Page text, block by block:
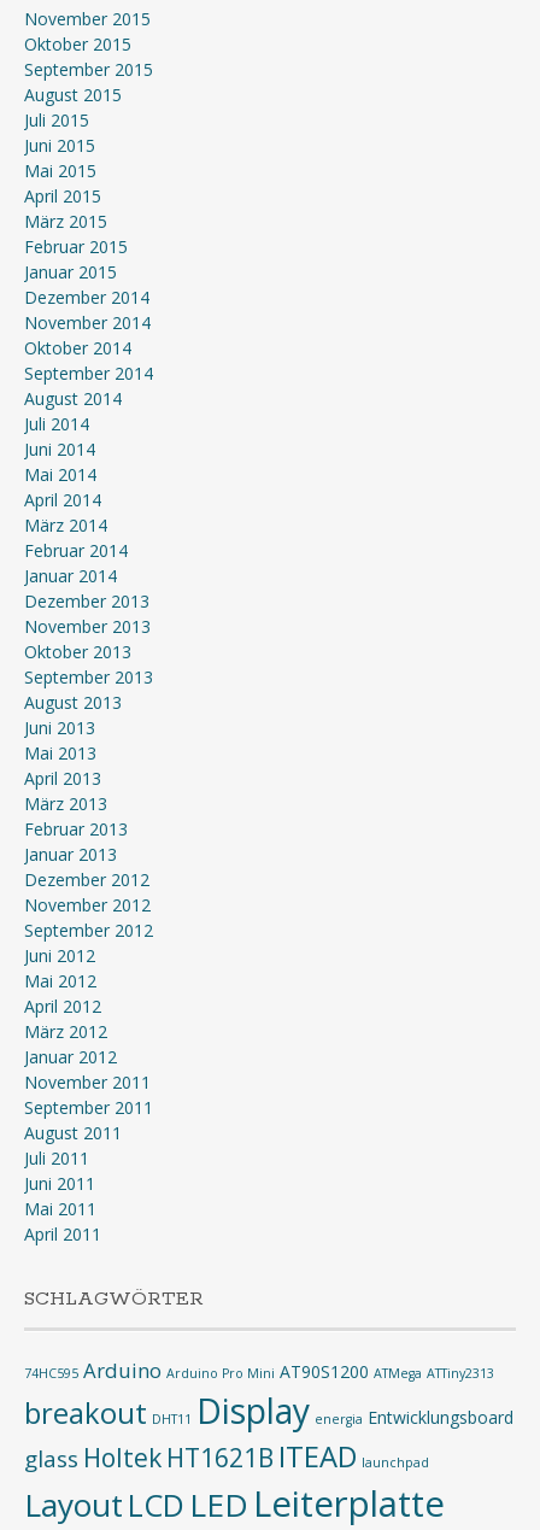
November 2015
Oktober 2015
September 2015
August 2015
Juli 2015
Juni 2015
Mai 2015
April 2015
März 2015
Februar 2015
Januar 2015
Dezember 2014
November 2014
Oktober 2014
September 2014
August 2014
Juli 2014
Juni 2014
Mai 2014
April 2014
März 2014
Februar 2014
Januar 2014
Dezember 2013
November 2013
Oktober 2013
September 2013
August 2013
Juni 2013
Mai 2013
April 2013
März 2013
Februar 2013
Januar 2013
Dezember 2012
November 2012
September 2012
Juni 2012
Mai 2012
April 2012
März 2012
Januar 2012
November 2011
September 2011
August 2011
Juli 2011
Juni 2011
Mai 2011
April 2011
SCHLAGWÖRTER
74HC595 Arduino Arduino Pro Mini AT90S1200 ATMega ATTiny2313
breakout DHT11 Display energia Entwicklungsboard
glass Holtek HT1621B ITEAD launchpad
Layout LCD LED Leiterplatte